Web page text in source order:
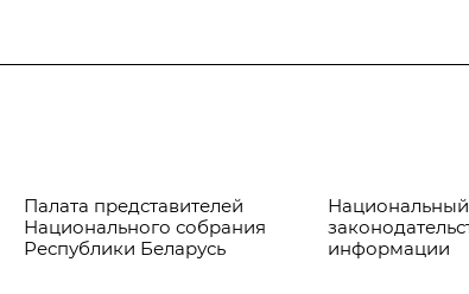
Палата представителей
Национального собрания
Республики Беларусь
информации